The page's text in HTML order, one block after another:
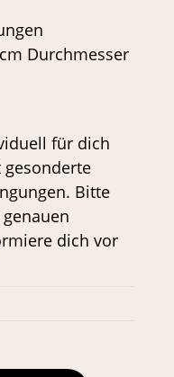
Durchmesser
für dich
Bitte
dich vor